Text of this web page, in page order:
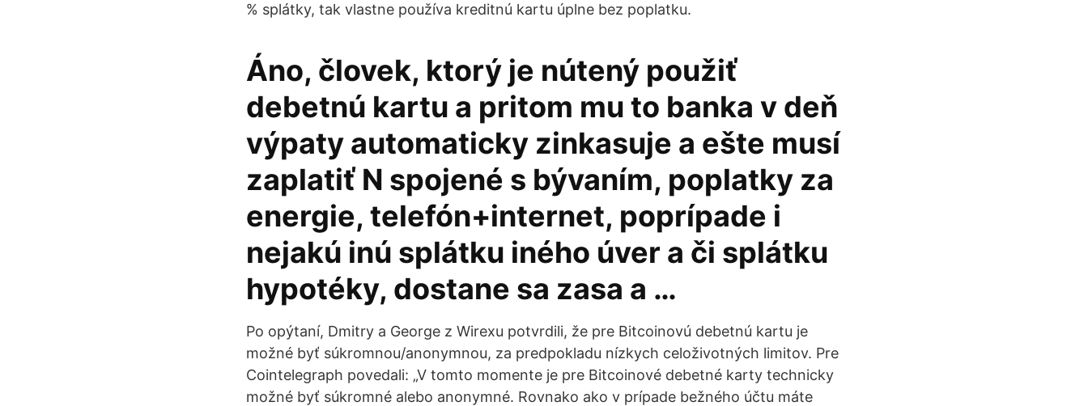
% splátky, tak vlastne používa kreditnú kartu úplne bez poplatku.
Áno, človek, ktorý je nútený použiť
debetnú kartu a pritom mu to banka v deň
výpaty automaticky zinkasuje a ešte musí
zaplatiť N spojené s bývaním, poplatky za
energie, telefón+internet, poprípade i
nejakú inú splátku iného úver a či splátku
hypotéky, dostane sa zasa a …
Po opýtaní, Dmitry a George z Wirexu potvrdili, že pre Bitcoinovú debetnú kartu je
možné byť súkromnou/anonymnou, za predpokladu nízkych celoživotných limitov. Pre
Cointelegraph povedali: „V tomto momente je pre Bitcoinové debetné karty technicky
možné byť súkromné alebo anonymné. Rovnako ako v prípade bežného účtu máte